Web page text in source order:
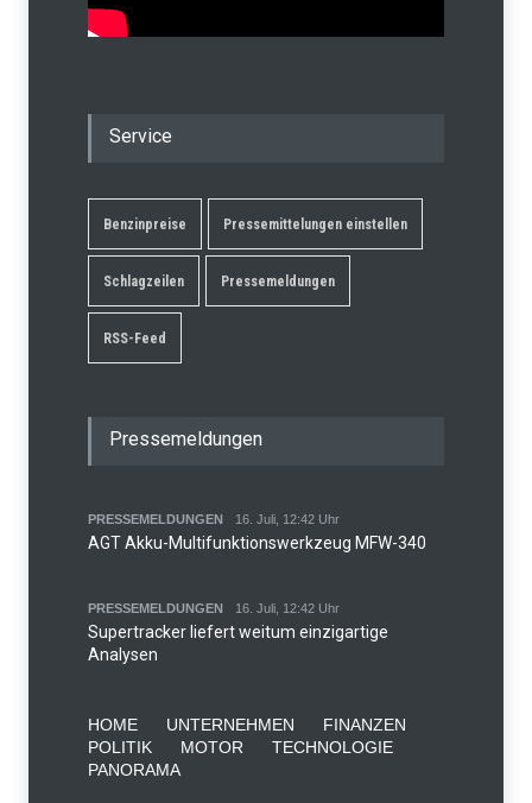
Service
Benzinpreise Pressemittelungen einstellen
Schlagzeilen Pressemeldungen
RSS-Feed
Pressemeldungen
PRESSEMELDUNGEN 16. Juli, 12:42 Uhr
AGT Akku-Multifunktionswerkzeug MFW-340
PRESSEMELDUNGEN 16. Juli, 12:42 Uhr
Supertracker liefert weitum einzigartige
Analysen
HOME UNTERNEHMEN
FINANZEN
POLITIK
MOTOR
TECHNOLOGIE
PANORAMA